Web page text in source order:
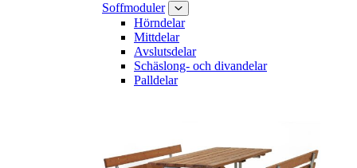
Soffmoduler
Hörndelar
Mittdelar
Avslutsdelar
Schäslong- och divandelar
Palldelar